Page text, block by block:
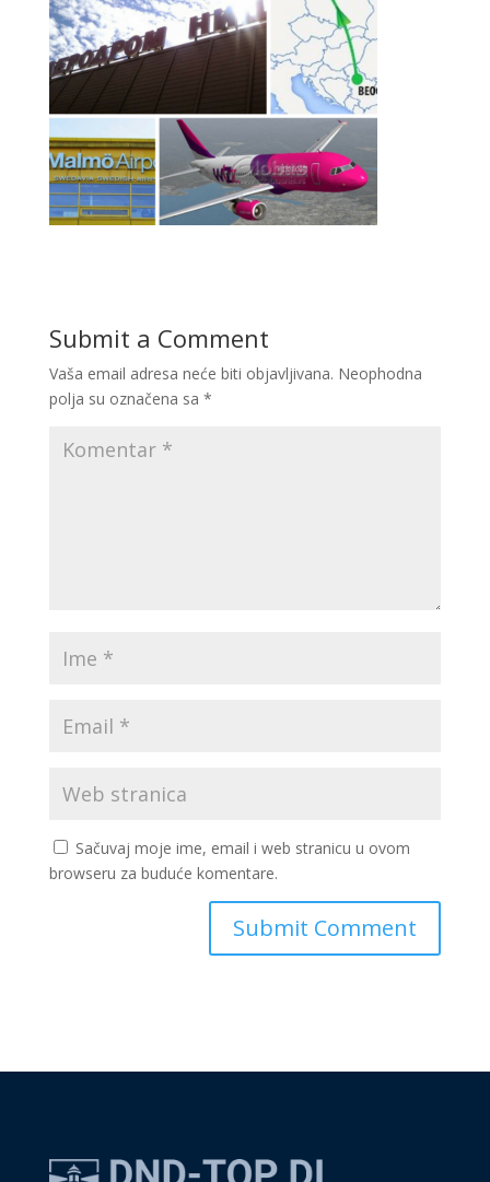
Submit a Comment
Vaša email adresa neće biti objavljivana. Neophodna
polja su označena sa *
Sačuvaj moje ime, email i web stranicu u ovom
browseru za buduće komentare.